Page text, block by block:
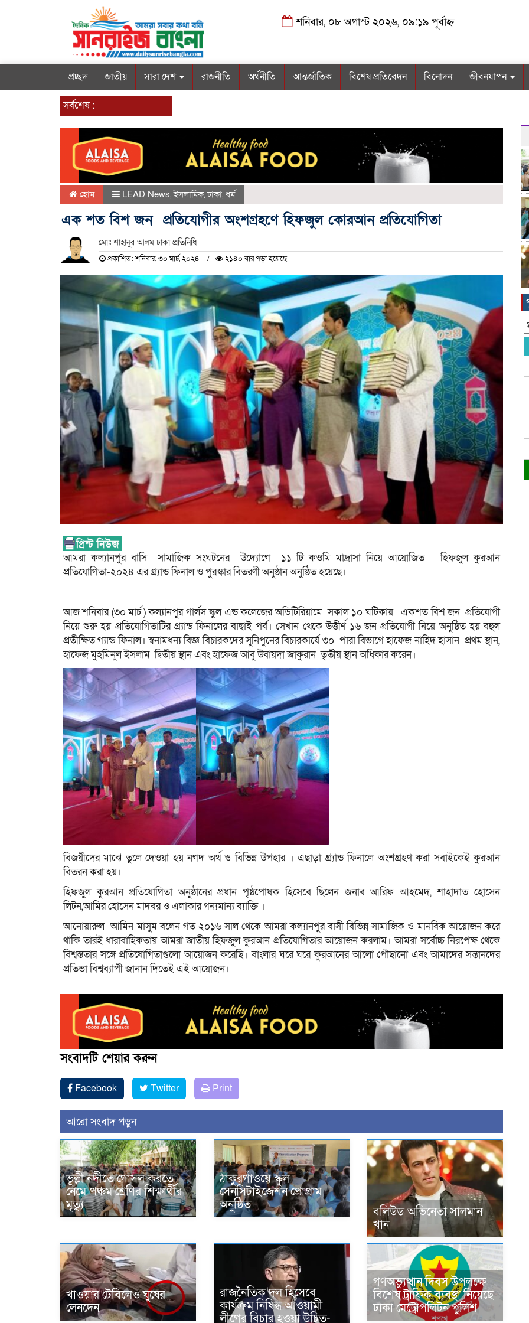
শনিবার, ০৮ অগাস্ট ২০২৬, ০৯:১৯ পূর্বাহ্ন
প্রচ্ছদ জাতীয় সারা দেশ রাজনীতি অর্থনীতি আন্তর্জাতিক বিশেষ প্রতিবেদন বিনোদন জীবনযাপন
সর্বশেষ :
হোম LEAD News,ইসলামিক,ঢাকা, ধর্ম
এক শত বিশ জন প্রতিযোগীর অংশগ্রহণে হিফজুল কোরআন প্রতিযোগিতা
মোঃ শাহানুর আলম ঢাকা প্রতিনিধি
প্রকাশিত: শনিবার, ৩০ মার্চ, ২০২৪ ২১৪০ বার পড়া হয়েছে
আমরা কল্যানপুর বাসি সামাজিক সংঘটনের উদ্যোগে ১১ টি কওমি মাদ্রাসা নিয়ে আয়োজিত হিফজুল কুরআন
প্রতিযোগিতা-২০২৪ এর গ্র্যান্ড ফিনাল ও পুরস্কার বিতরণী অনুষ্ঠান অনুষ্ঠিত হয়েছে।
আজ শনিবার (৩০ মার্চ ) কল্যানপুর গার্লস স্কুল এন্ড কলেজের অডিটিরিয়ামে সকাল ১০ ঘটিকায় একশত বিশ জন প্রতিযোগী
নিয়ে শুরু হয় প্রতিযোগিতাটির গ্র্যান্ড ফিনালের বাছাই পর্ব। সেখান থেকে উত্তীর্ণ ১৬ জন প্রতিযোগী নিয়ে অনুষ্ঠিত হয় বহুল
প্রতীক্ষিত গ্যান্ড ফিনাল। স্বনামধন্য বিজ্ঞ বিচারকদের সুনিপুনের বিচারকার্যে ৩০ পারা বিভাগে হাফেজ নাহিদ হাসান প্রথম স্থান,
হাফেজ মুহমিনুল ইসলাম দ্বিতীয় স্থান এবং হাফেজ আবু উবায়দা জাকুরান তৃতীয় স্থান অধিকার করেন।
বিজয়ীদের মাঝে তুলে দেওয়া হয় নগদ অর্থ ও বিভিন্ন উপহার । এছাড়া গ্র্যান্ড ফিনালে অংশগ্রহণ করা সবাইকেই কুরআন
বিতরন করা হয়।
হিফজুল কুরআন প্রতিযোগিতা অনুষ্ঠানের প্রধান পৃষ্ঠপোষক হিসেবে ছিলেন জনাব আরিফ আহমেদ, শাহাদাত হোসেন
লিটন,আমির হোসেন মাদবর ও এলাকার গন্যমান্য ব্যাক্তি ।
আনোয়ারুল আমিন মাসুম বলেন গত ২০১৬ সাল থেকে আমরা কল্যানপুর বাসী বিভিন্ন সামাজিক ও মানবিক আয়োজন করে
থাকি তারই ধারাবাহিকতায় আমরা জাতীয় হিফজুল কুরআন প্রতিযোগিতার আয়োজন করলাম। আমরা সর্বোচ্চ নিরপেক্ষ থেকে
বিশ্বস্ততার সঙ্গে প্রতিযোগিতাগুলো আয়োজন করেছি। বাংলার ঘরে ঘরে কুরআনের আলো পৌছানো এবং আমাদের সন্তানদের
প্রতিভা বিশ্বব্যাপী জানান দিতেই এই আয়োজন।
সংবাদটি শেয়ার করুন
Facebook Twitter Print
আরো সংবাদ পড়ুন
ভূল্লী নদীতে গোসল করতে
নেমে পঞ্চম শ্রেণির শিক্ষার্থীর
মৃত্যু
ঠাকুরগাঁওয়ে স্কুল
সেনসিটাইজেশন প্রোগ্রাম
অনুষ্ঠিত
বলিউড অভিনেতা সালমান
খান
খাওয়ার টেবিলেও ঘুষের
লেনদেন
রাজনৈতিক দল হিসেবে
কার্যক্রম নিষিদ্ধ আওয়ামী
লীগের বিচার হওয়া উচিত-
গণঅভ্যুত্থান দিবস উপলক্ষে
বিশেষ ট্রাফিক ব্যবস্থা নিয়েছে
ঢাকা মেট্রোপলিটন পুলিশ